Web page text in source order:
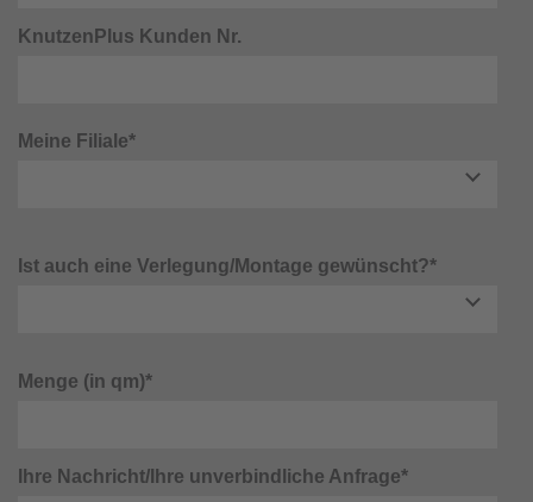
KnutzenPlus Kunden Nr.
Meine Filiale*
Ist auch eine Verlegung/Montage gewünscht?*
Menge (in qm)*
Ihre Nachricht/Ihre unverbindliche Anfrage*